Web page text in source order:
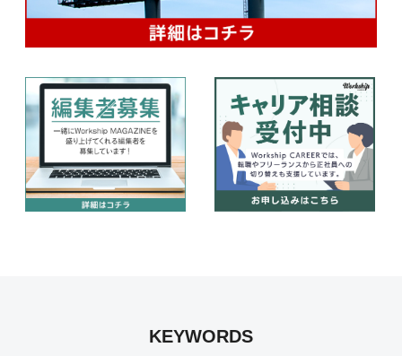
KEYWORDS